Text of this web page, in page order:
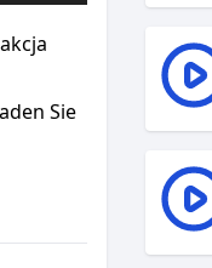
um
Lautstärke
Sie